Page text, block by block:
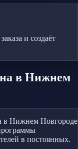
и создаёт
в Нижнем
в Нижнем Новгороде
в постоянных.